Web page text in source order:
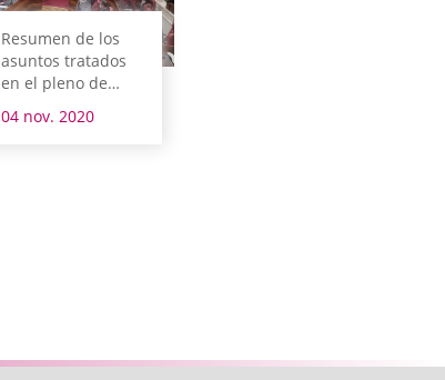
Resumen de los
asuntos tratados
en el pleno de
04 nov. 2020